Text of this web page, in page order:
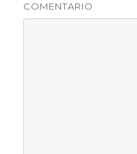
COMENTARIO